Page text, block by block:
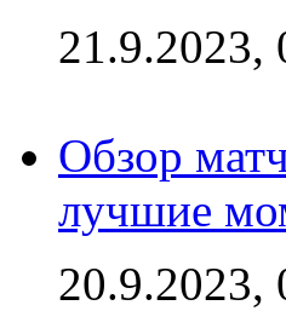
21.9.2023,
Обзор
лучшие
20.9.2023,